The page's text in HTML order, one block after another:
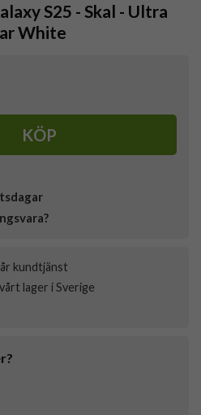
S25 - Skal - Ultra
White
KÖP
kundtjänst
lager i Sverige